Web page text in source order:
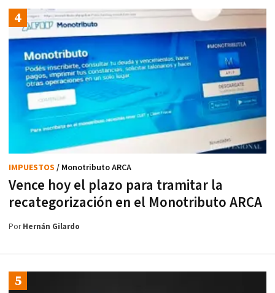
Vence hoy el plazo para tramitar la
recategorización en el Monotributo ARCA
IMPUESTOS / Monotributo ARCA
PorHernán Gilardo